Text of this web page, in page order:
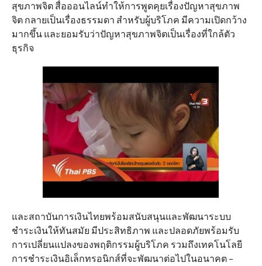
สุขภาพจิต สื่อออนไลน์ทำให้การพูดคุยเรื่องปัญหาสุขภาพ
จิต กลายเป็นเรื่องธรรมดา สำหรับผู้บริโภค มีความเปิดกว้าง
มากขึ้น และยอมรับว่าปัญหาสุขภาพจิตเป็นเรื่องที่ใกล้ตัว
ธุรกิจ
และสถาบันการเงินไทยพร้อมสนับสนุนและพัฒนาระบบ
ชำระเงินให้ทันสมัย มีประสิทธิภาพ และปลอดภัยพร้อมรับ
การเปลี่ยนแปลงของพฤติกรรมผู้บริโภค รวมถึงเทคโนโลยี
การชำระเงินอิเล็กทรอนิกส์ที่จะพัฒนาต่อไปในอนาคต –